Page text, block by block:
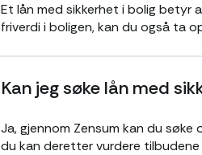
Et lån med sikkerhet i bolig betyr
friverdi i boligen, kan du også ta
Kan jeg søke lån med
Ja, gjennom Zensum kan du
du kan deretter vurdere tilbudene